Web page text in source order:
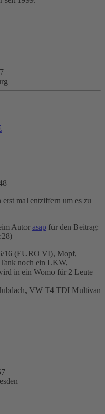
mal entziffern um es zu
Autor asap für den Beitrag:
16 (EURO VI), Mopf,
noch ein LKW,
in ein Womo für 2 Leute
VW T4 TDI Multivan